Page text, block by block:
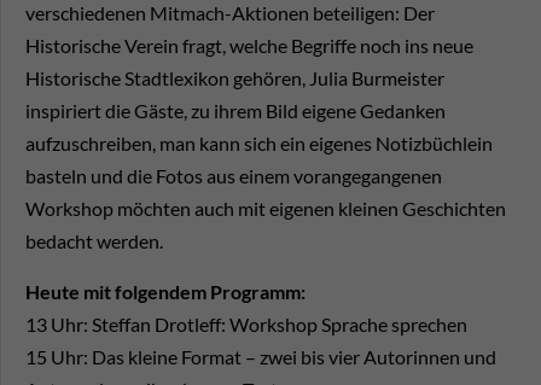
verschiedenen Mitmach-Aktionen beteiligen: Der
Historische Verein fragt, welche Begriffe noch ins neue
Historische Stadtlexikon gehören, Julia Burmeister
inspiriert die Gäste, zu ihrem Bild eigene Gedanken
aufzuschreiben, man kann sich ein eigenes Notizbüchlein
basteln und die Fotos aus einem vorangegangenen
Workshop möchten auch mit eigenen kleinen Geschichten
bedacht werden.
Heute mit folgendem Programm:
13 Uhr: Steffan Drotleff: Workshop Sprache sprechen
15 Uhr: Das kleine Format – zwei bis vier Autorinnen und